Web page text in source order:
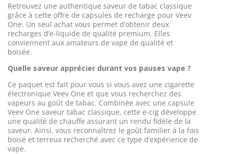
Retrouvez une authentique saveur de tabac classique
grâce à cette offre de capsules de recharge pour Veev
One. Un seul achat vous permet d’obtenir deux
recharges d’e-liquide de qualité premium. Elles
conviennent aux amateurs de vape de qualité et
boisée.
Quelle saveur apprécier durant vos pauses vape ?
Ce paquet est fait pour vous si vous avez une cigarette
électronique Veev One et que vous recherchez des
vapeurs au goût de tabac. Combinée avec une capsule
Veev One saveur tabac classique, cette e-cig développe
une qualité de chauffe assurant un rendu fidèle de la
saveur. Ainsi, vous reconnaîtrez le goût familier à la fois
boisé et terreux recherché avec ce type d’expérience de
vape.